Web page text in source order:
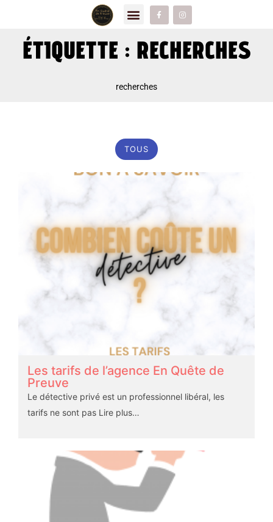
ÉTIQUETTE : RECHERCHES
recherches
TOUS
Les tarifs de l’agence En Quête de
Preuve
Le détective privé est un professionnel libéral, les
tarifs ne sont pas Lire plus…